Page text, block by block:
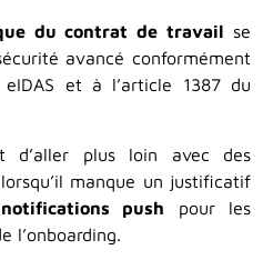
du contrat de travail se
avancé conformément
et à l’article 1387 du
d’aller plus loin avec des
manque un justificatif
notifications push pour les
l’onboarding.